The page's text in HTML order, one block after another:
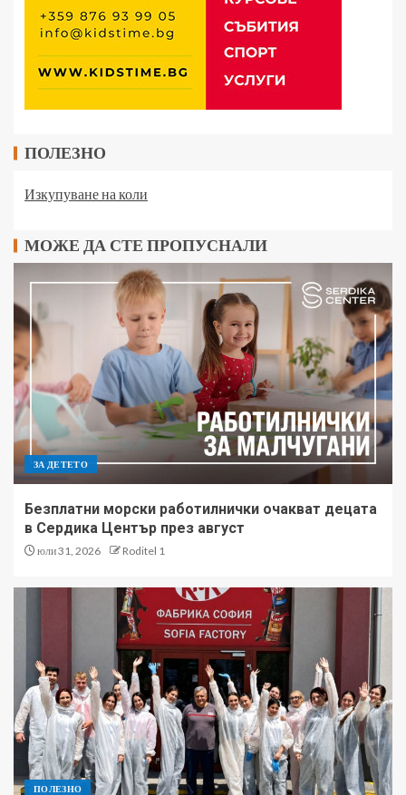
ПОЛЕЗНО
Изкупуване на коли
МОЖЕ ДА СТЕ ПРОПУСНАЛИ
ЗА ДЕТЕТО
Безплатни морски работилнички очакват децата
в Сердика Център през август
юли 31, 2026 Roditel 1
ПОЛЕЗНО